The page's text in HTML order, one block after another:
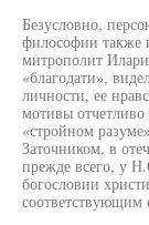
Безусловно,
философии также
митрополит
«благодати»,
личности, ее
мотивы
«стройном
Заточником, в
прежде всего, у
богословии
соответствующим